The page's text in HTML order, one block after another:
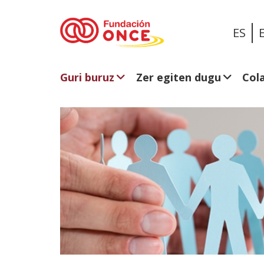
ES
Guri buruz Zer egiten dugu